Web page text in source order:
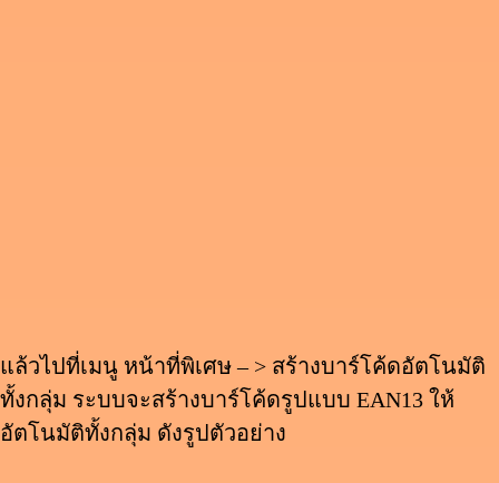
แล้วไปที่เมนู หน้าที่พิเศษ – > สร้างบาร์โค้ดอัตโนมัติ
ทั้งกลุ่ม ระบบจะสร้างบาร์โค้ดรูปแบบ EAN13 ให้
อัตโนมัติทั้งกลุ่ม ดังรูปตัวอย่าง